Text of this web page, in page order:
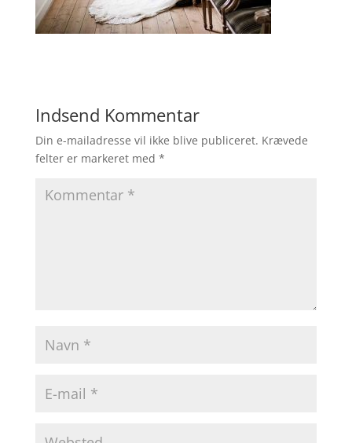
Indsend Kommentar
Din e-mailadresse vil ikke blive publiceret. Krævede
felter er markeret med *